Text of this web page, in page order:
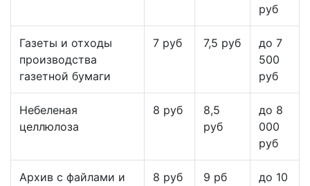
руб
Газеты и отходы
производства
газетной бумаги
7 руб 7,5 руб
до 7
500
руб
Небеленая
целлюлоза
8 руб
8,5
руб
до 8
000
руб
Архив с файлами и
8 руб 9 рб
до 10